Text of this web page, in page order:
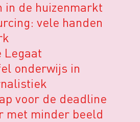
in de huizenmarkt
vele handen
Legaat
onderwijs in
voor de deadline
met minder beeld